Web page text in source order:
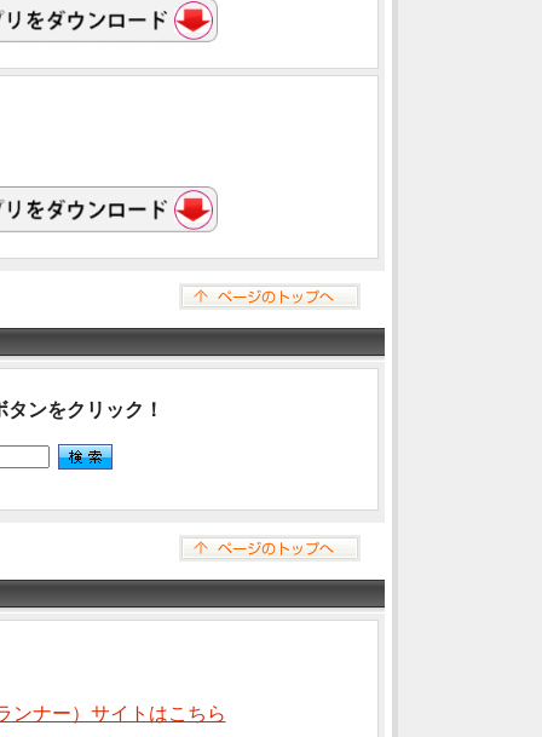
タンをクリック！
ンナー）サイトはこちら